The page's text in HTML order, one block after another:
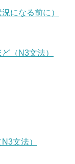
になる前に）
（N3文法）
文法）